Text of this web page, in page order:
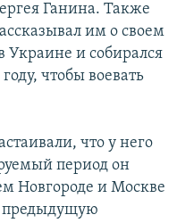
Ганина. Также
им о своем
Украине и собирался
чтобы воевать
что у него
период он
Новгороде и Москве
предыдущую